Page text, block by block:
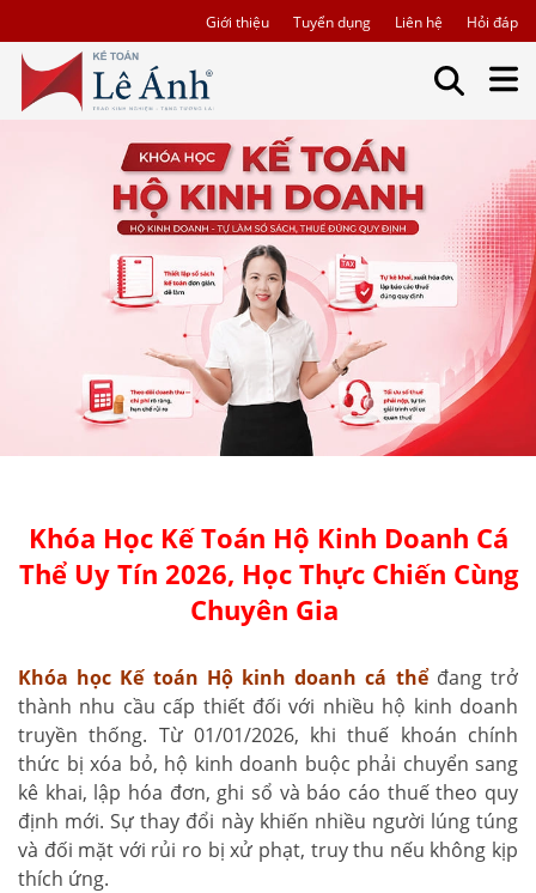
Giới thiệu Tuyển dụng Liên hệ Hỏi đáp
Khóa Học Kế Toán Hộ Kinh Doanh Cá
Thể Uy Tín 2026, Học Thực Chiến Cùng
Chuyên Gia
Khóa học Kế toán Hộ kinh doanh cá thểđang trở
thành nhu cầu cấp thiết đối với nhiều hộ kinh doanh
truyền thống. Từ 01/01/2026, khi thuế khoán chính
thức bị xóa bỏ, hộ kinh doanh buộc phải chuyển sang
kê khai, lập hóa đơn, ghi sổ và báo cáo thuế theo quy
định mới. Sự thay đổi này khiến nhiều người lúng túng
và đối mặt với rủi ro bị xử phạt, truy thu nếu không kịp
thích ứng.